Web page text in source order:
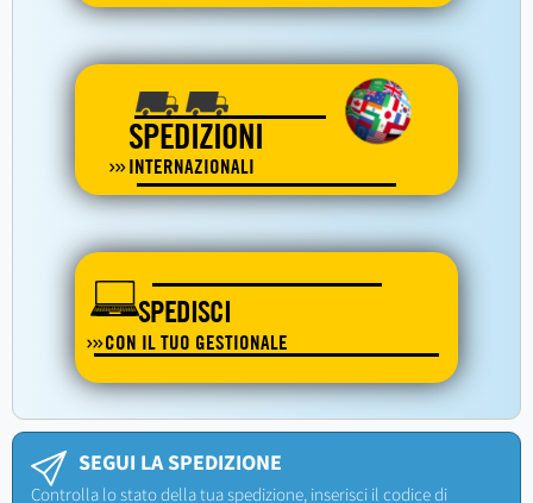
SPEDIZIONI
INTERNAZIONALI
SPEDISCI
CON IL TUO GESTIONALE
SEGUI LA SPEDIZIONE
Controlla lo stato della tua spedizione, inserisci il codice di